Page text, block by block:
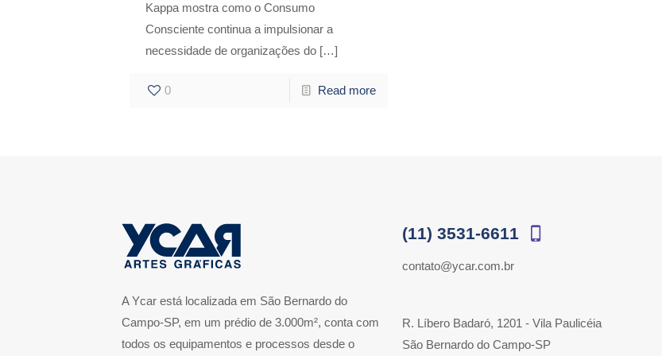
Kappa mostra como o Consumo
Consciente continua a impulsionar a
necessidade de organizações do[…]
0 Read more
A Ycar está localizada em São Bernardo do
Campo-SP, em um prédio de 3.000m², conta com
todos os equipamentos e processos desde o
(11) 3531-6611
contato@ycar.com.br
R. Líbero Badaró, 1201 - Vila Paulicéia
São Bernardo do Campo-SP